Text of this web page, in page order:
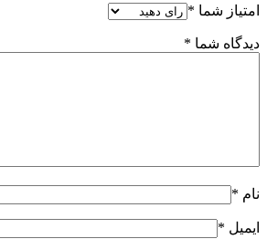
امتیاز شما *
دیدگاه شما *
نام *
ایمیل *